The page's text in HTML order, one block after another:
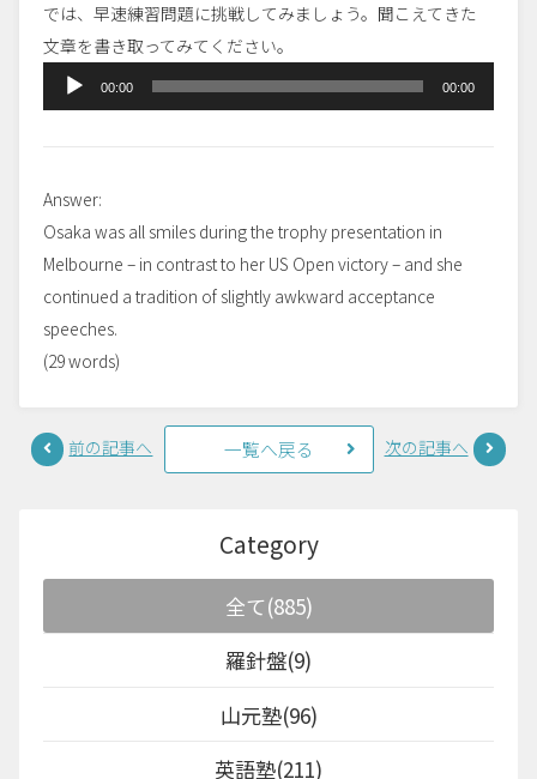
では、早速練習問題に挑戦してみましょう。聞こえてきた
文章を書き取ってみてください。
声
ー
ヤ
ー
00:00 00:00
Answer:
Osaka was all smiles during the trophy presentation in
Melbourne – in contrast to her US Open victory – and she
continued a tradition of slightly awkward acceptance
speeches.
(29 words)
前の記事へ 一覧へ戻る 次の記事へ
Category
全て(885)
羅針盤(9)
山元塾(96)
英語塾(211)